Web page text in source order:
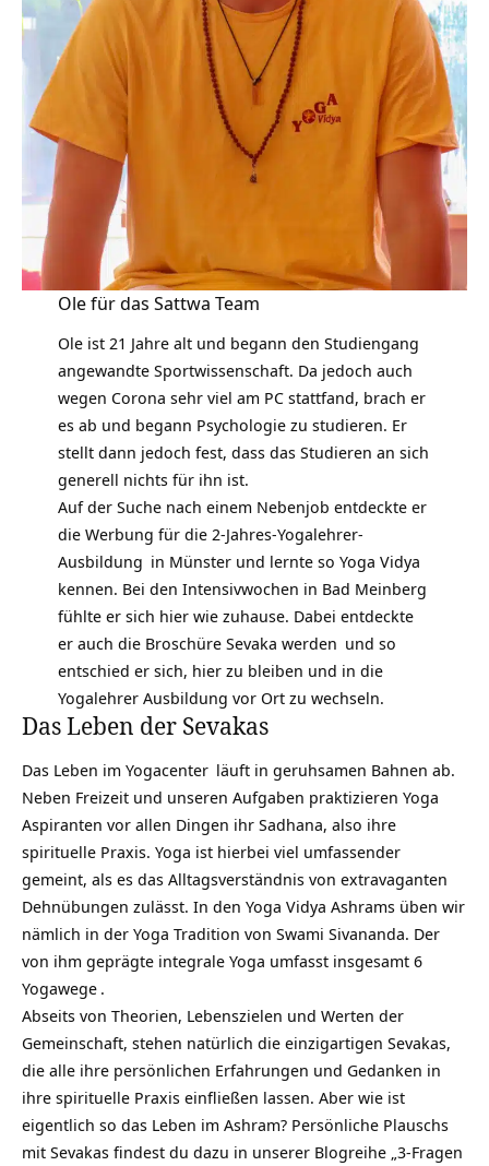
Ole für das Sattwa Team
Ole ist 21 Jahre alt und begann den Studiengang
angewandte Sportwissenschaft. Da jedoch auch
wegen Corona sehr viel am PC stattfand, brach er
es ab und begann Psychologie zu studieren. Er
stellt dann jedoch fest, dass das Studieren an sich
generell nichts für ihn ist.
Auf der Suche nach einem Nebenjob entdeckte er
die Werbung für die 2-Jahres-Yogalehrer-
Ausbildung in Münster und lernte so Yoga Vidya
kennen. Bei den Intensivwochen in Bad Meinberg
fühlte er sich hier wie zuhause. Dabei entdeckte
er auch die Broschüre Sevaka werden und so
entschied er sich, hier zu bleiben und in die
Yogalehrer Ausbildung vor Ort zu wechseln.
Das Leben der Sevakas
Das Leben im Yogacenter läuft in geruhsamen Bahnen ab.
Neben Freizeit und unseren Aufgaben praktizieren Yoga
Aspiranten vor allen Dingen ihr Sadhana, also ihre
spirituelle Praxis. Yoga ist hierbei viel umfassender
gemeint, als es das Alltagsverständnis von extravaganten
Dehnübungen zulässt. In den Yoga Vidya Ashrams üben wir
nämlich in der Yoga Tradition von Swami Sivananda. Der
von ihm geprägte integrale Yoga umfasst insgesamt 6
Yogawege .
Abseits von Theorien, Lebenszielen und Werten der
Gemeinschaft, stehen natürlich die einzigartigen Sevakas,
die alle ihre persönlichen Erfahrungen und Gedanken in
ihre spirituelle Praxis einfließen lassen. Aber wie ist
eigentlich so das Leben im Ashram? Persönliche Plauschs
mit Sevakas findest du dazu in unserer Blogreihe „ 3-Fragen